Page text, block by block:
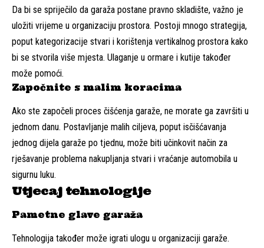
Da bi se spriječilo da garaža postane pravno skladište, važno je
uložiti vrijeme u organizaciju prostora. Postoji mnogo strategija,
poput kategorizacije stvari i korištenja vertikalnog prostora kako
bi se stvorila više mjesta. Ulaganje u ormare i kutije također
može pomoći.
Započnite s malim koracima
Ako ste započeli proces čišćenja garaže, ne morate ga završiti u
jednom danu. Postavljanje malih ciljeva, poput isčišćavanja
jednog dijela garaže po tjednu, može biti učinkovit način za
rješavanje problema nakupljanja stvari i vraćanje automobila u
sigurnu luku.
Utjecaj tehnologije
Pametne glave garaža
Tehnologija također može igrati ulogu u organizaciji garaže.